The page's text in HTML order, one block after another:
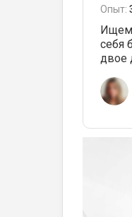
Опыт:
Ищем
себя
двое